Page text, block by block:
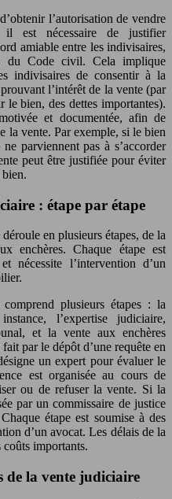
l’autorisation de vendre
est nécessaire de justifier
amiable entre les indivisaires,
du Code civil. Cela implique
indivisaires de consentir à la
l’intérêt de la vente (par
le bien, des dettes importantes).
et documentée, afin de
la vente. Par exemple, si le bien
parviennent pas à s’accorder
peut être justifiée pour éviter
: étape par étape
en plusieurs étapes, de la
enchères. Chaque étape est
nécessite l’intervention d’un
plusieurs étapes : la
l’expertise judiciaire,
et la vente aux enchères
par le dépôt d’une requête en
un expert pour évaluer le
est organisée au cours de
ou de refuser la vente. Si la
par un commissaire de justice
étape est soumise à des
d’un avocat. Les délais de la
importants.
de la vente judiciaire